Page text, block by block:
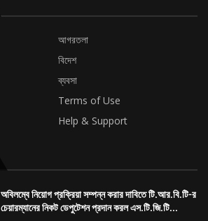
অবিলম্বে নিয়োগ প্রক্রিয়া সম্পন্ন করার দাবিতে টি.আর.বি.টি-র
চেয়ারম্যানের নিকট ডেপুটেশন প্রদান করল এস.টি.জি.টি...
৯ দফা দাবিকে সামনে রেখে ত্রিপুরা ক্ষুদ্র পণ্যবাহী যান চালক
৭৪ তম প্রতিষ্ঠা দিবস উপলক্ষ্যে শিবনগর মর্ডান ক্লাব ও আমরা
তরুণ দলের বৃক্ষ...